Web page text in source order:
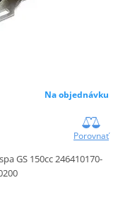
Na objednávku
Porovnať
GS 150cc 246410170-